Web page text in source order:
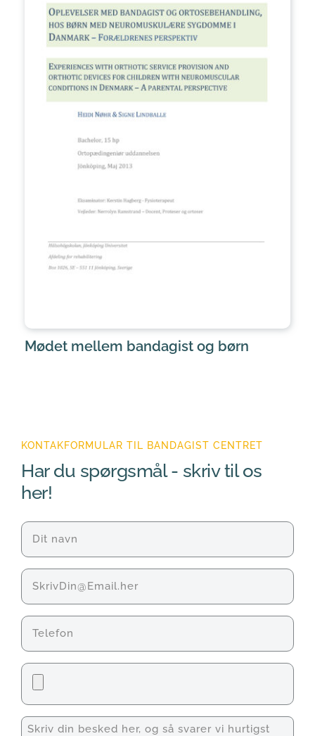
Mødet mellem bandagist og børn
KONTAKFORMULAR TIL BANDAGIST CENTRET
Har du spørgsmål - skriv til os
her!
Navn
E-
mail
Telefon
Fil
Unavngivet